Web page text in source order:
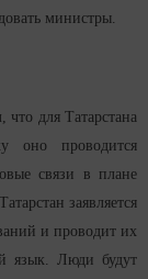
министры.
что для Татарстана
оно проводится
связи в плане
заявляется
и проводит их
язык. Люди будут